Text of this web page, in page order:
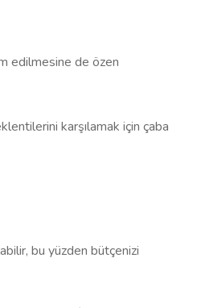
edilmesine de özen
karşılamak için çaba
bu yüzden bütçenizi